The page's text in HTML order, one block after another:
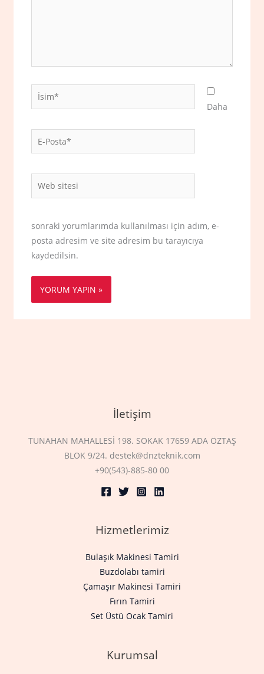
İsim*
Posta*
Web
sitesi
Daha
sonraki yorumlarımda kullanılması için adım, e-
posta adresim ve site adresim bu tarayıcıya
kaydedilsin.
İletişim
TUNAHAN MAHALLESİ 198. SOKAK 17659 ADA ÖZTAŞ
BLOK 9/24. destek@dnzteknik.com
+90(543)-885-80 00
Hizmetlerimiz
Bulaşık Makinesi Tamiri
Buzdolabı tamiri
Çamaşır Makinesi Tamiri
Fırın Tamiri
Set Üstü Ocak Tamiri
Kurumsal